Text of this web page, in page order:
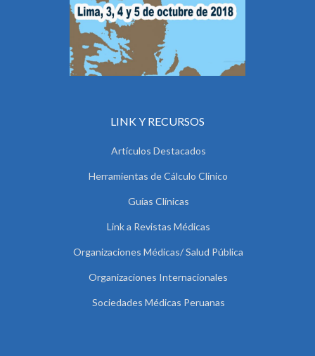
LINK Y RECURSOS
Artículos Destacados
Herramientas de Cálculo Clínico
Guías Clínicas
Link a Revistas Médicas
Organizaciones Médicas/ Salud Pública
Organizaciones Internacionales
Sociedades Médicas Peruanas